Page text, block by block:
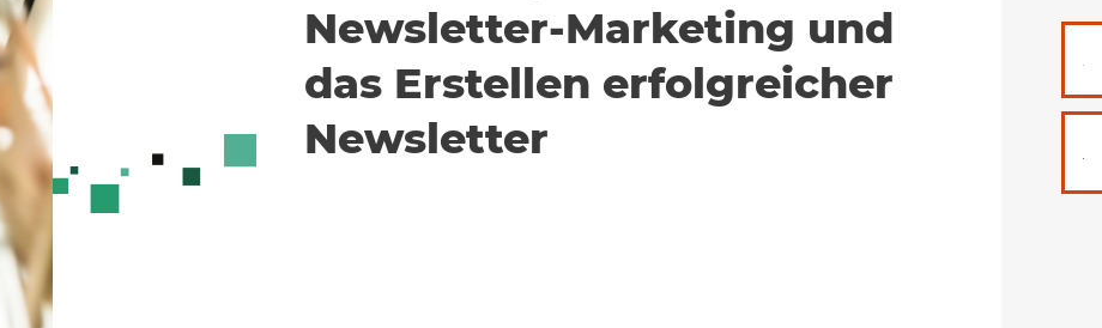
Newsletter-Marketing und
das Erstellen erfolgreicher
Newsletter